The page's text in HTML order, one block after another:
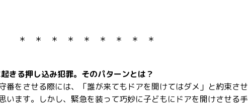
＊ ＊ ＊ ＊ ＊ ＊ ＊ ＊ ＊
きる押し込み犯罪。そのパターンとは？
番をさせる際には、「誰が来てもドアを開けてはダメ」と約束させ
います。しかし、緊急を装って巧妙に子どもにドアを開けさせる手